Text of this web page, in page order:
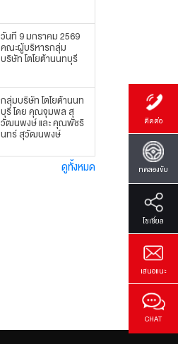
ติดต่อ
ทดลองขับ
โซเซี่ยล
เสนอแนะ
CHAT
วันที่ 9 มกราคม 2569
คณะผู้บริหารกลุ่ม
บริษัท โตโยต้านนทบุรี
กลุ่มบริษัท โตโยต้านนท
บุรี โดย คุณจุมพล สุ
วัฒนพงษ์ และ คุณพัชริ
นทร์ สุวัฒนพงษ์
มอบเงินบริจาคจำนวน
ดูทั้งหมด